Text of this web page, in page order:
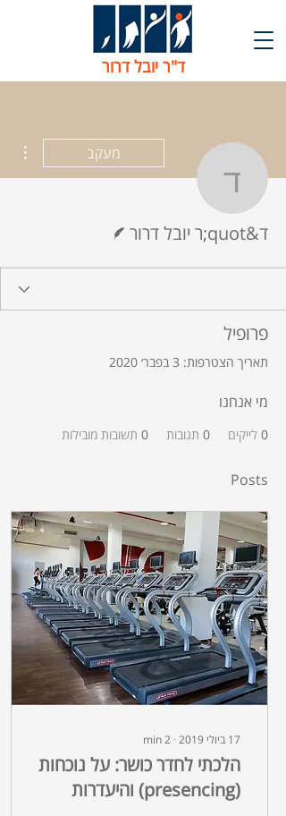
ד"ר יובל דרור
ד&quot;ר יובל דרור
מעקב
ד&quot;ר יובל דרור
פרופיל
תאריך הצטרפות: 3 בפבר׳ 2020
מי אנחנו
0 לייקים 0 תגובות 0 תשובות מובילות
Posts
17 ביולי 2019 ∙
2
min
הלכתי לחדר כושר: על נוכחות
(presencing) והיעדרות